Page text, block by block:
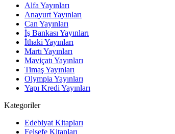
Alfa Yayınları
Anayurt Yayınları
Can Yayınları
İş Bankası Yayınları
İthaki Yayınları
Martı Yayınları
Maviçatı Yayınları
Timaş Yayınları
Olympia Yayınları
Yapı Kredi Yayınları
Kategoriler
Edebiyat Kitapları
Felsefe Kitapları